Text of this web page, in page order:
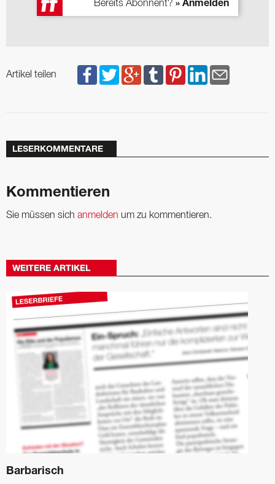
Bereits Abonnent? » Anmelden
Artikel teilen
LESERKOMMENTARE
Kommentieren
Sie müssen sich anmelden um zu kommentieren.
WEITERE ARTIKEL
Barbarisch